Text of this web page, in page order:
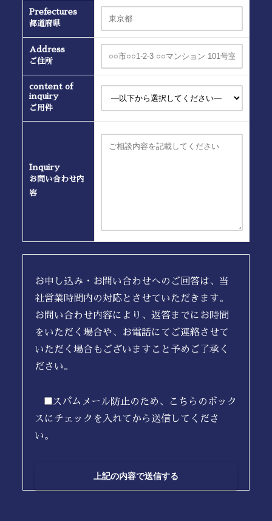
Prefectures
都道府県
Address
ご住所
content of
inquiry
ご用件
Inquiry
お問い合わせ内
容
お申し込み・お問い合わせへのご回答は、当
社営業時間内の対応とさせていただきます。
お問い合わせ内容により、返答までにお時間
をいただく場合や、お電話にてご連絡させて
いただく場合もございますこと予めご了承く
ださい。
スパムメール防止のため、こちらのボック
スにチェックを入れてから送信してくださ
い。